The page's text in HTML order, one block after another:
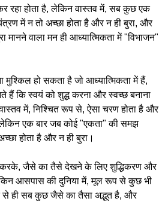
रहा होता है, लेकिन वास्तव में, सब कुछ एक
में न तो अच्छा होता है और न ही बुरा, और
मानने वाला मन ही आध्यात्मिकता में "विभाजन"
हो सकता है जो आध्यात्मिकता में हैं,
हैं कि स्वयं को शुद्ध करना और स्वच्छ बनाना
में, निश्चित रूप से, ऐसा चरण होता है और
एक बार जब कोई "एकता" की समझ
होता है और न ही बुरा।
जैसे का तैसे देखने के लिए शुद्धिकरण और
आसपास की दुनिया में, मूल रूप से कुछ भी
ही सब कुछ जैसे का तैसा अद्भुत है, और